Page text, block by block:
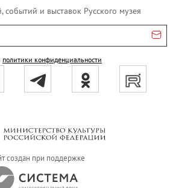
событий и выставок Русского музея
политики конфиденциальности
создан при поддержке